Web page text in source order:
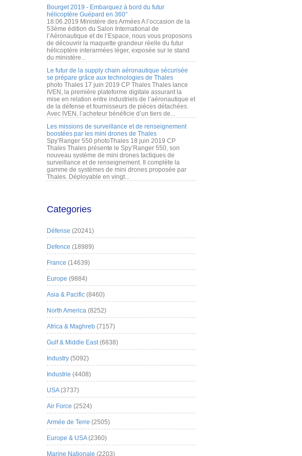
Bourget 2019 - Embarquez à bord du futur
hélicoptère Guépard en 360°
18.06.2019 Ministère des Armées A l’occasion de la
53ème édition du Salon International de
l’Aéronautique et de l’Espace, nous vous proposons
de découvrir la maquette grandeur réelle du futur
hélicoptère interarmées léger, exposée sur le stand
du ministère...
Le futur de la supply chain aéronautique sécurisée
se prépare grâce aux technologies de Thales
photo Thales 17 juin 2019 CP Thales Thales lance
IVEN, la première plateforme digitale assurant la
mise en relation entre industriels de l’aéronautique et
de la défense et fournisseurs de pièces détachées.
Avec IVEN, l’acheteur bénéficie d’un tiers de...
Les missions de surveillance et de renseignement
boostées par les mini drones de Thales
Spy’Ranger 550 photoThales 18 juin 2019 CP
Thales Thales présente le Spy’Ranger 550, son
nouveau système de mini drones tactiques de
surveillance et de renseignement. Il complète la
gamme de systèmes de mini drones proposée par
Thales. Déployable en vingt...
Categories
Défense (20241)
Defence (18989)
France (14639)
Europe (9884)
Asia & Pacific (8460)
North America (8252)
Africa & Maghreb (7157)
Gulf & Middle East(6838)
Industry (5092)
Industrie (4408)
USA(3737)
Air Force (2524)
Armée de Terre (2505)
Europe & USA(2360)
Marine Nationale (2203)